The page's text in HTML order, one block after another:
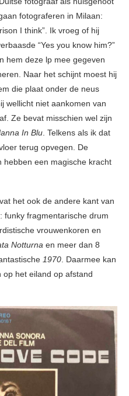
fotograferen in Milaan:
I think”. Ik vroeg of hij
“Yes you know him?”
hem deze lp mee gegeven
Naar het schijnt moest hij
die plaat onder de neus
wellicht niet aankomen van
Ze bevat misschien wel zijn
In Blu . Telkens als ik dat
terug opvegen. De
hebben een magische kracht
het ook de andere kant van
funky fragmentarische drum
vrouwenkoren en
Notturna en meer dan 8
1970 . Daarmee kan
op het eiland op afstand